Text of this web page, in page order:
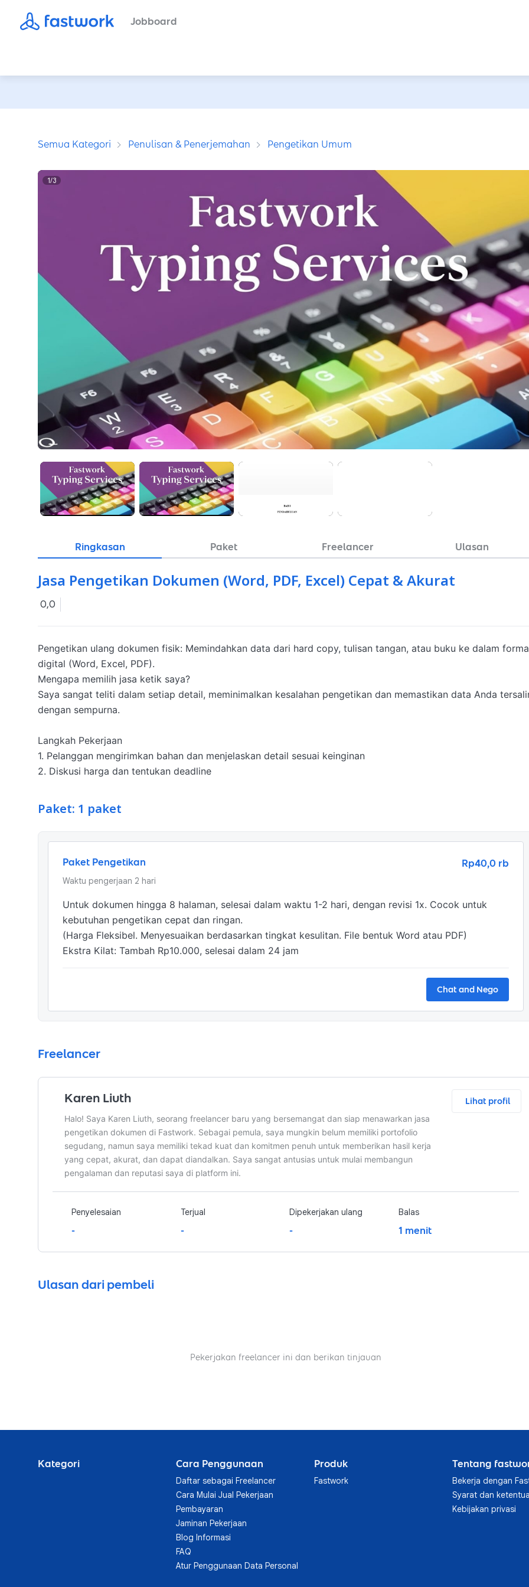
Jobboard
Semua Kategori Penulisan & Penerjemahan Pengetikan Umum
1/3
Ringkasan Paket Freelancer Ulasan
Jasa Pengetikan Dokumen (Word, PDF, Excel) Cepat & Akurat
0,0
Pengetikan ulang dokumen fisik: Memindahkan data dari hard copy, tulisan tangan, atau buku ke dalam
digital (Word, Excel, PDF).
Mengapa memilih jasa ketik saya?
Saya sangat teliti dalam setiap detail, meminimalkan kesalahan pengetikan dan memastikan data Anda
dengan sempurna.
Langkah Pekerjaan
1. Pelanggan mengirimkan bahan dan menjelaskan detail sesuai keinginan
2. Diskusi harga dan tentukan deadline
Paket: 1 paket
Paket Pengetikan Rp40,0 rb
Waktu pengerjaan 2 hari
Untuk dokumen hingga 8 halaman, selesai dalam waktu 1-2 hari, dengan revisi 1x. Cocok untuk
kebutuhan pengetikan cepat dan ringan.
(Harga Fleksibel. Menyesuaikan berdasarkan tingkat kesulitan. File bentuk Word atau PDF)
Ekstra Kilat: Tambah Rp10.000, selesai dalam 24 jam
Chat and Nego
Freelancer
Karen Liuth
Halo! Saya Karen Liuth, seorang freelancer baru yang bersemangat dan siap menawarkan jasa
pengetikan dokumen di Fastwork. Sebagai pemula, saya mungkin belum memiliki portofolio
segudang, namun saya memiliki tekad kuat dan komitmen penuh untuk memberikan hasil kerja
yang cepat, akurat, dan dapat diandalkan. Saya sangat antusias untuk mulai membangun
pengalaman dan reputasi saya di platform ini.
Lihat profil
Penyelesaian
-
Terjual
-
Dipekerjakan ulang
-
Balas
1 menit
Ulasan dari pembeli
Pekerjakan freelancer ini dan berikan tinjauan
Kategori Cara Penggunaan
Daftar sebagai Freelancer
Cara Mulai Jual Pekerjaan
Pembayaran
Jaminan Pekerjaan
Blog Informasi
FAQ
Atur Penggunaan Data Personal
Produk
Fastwork
Tentang
Bekerja dengan
Syarat dan
Kebijakan privasi